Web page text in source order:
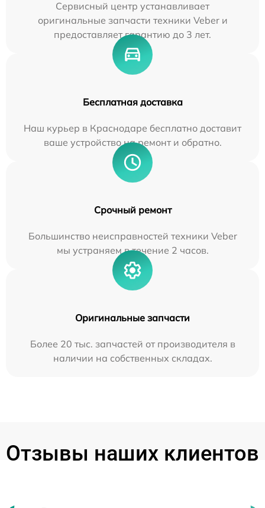
Сервисный центр устанавливает
оригинальные запчасти техники Veber и
предоставляет гарантию до 3 лет.
Бесплатная доставка
Наш курьер в Краснодаре бесплатно доставит
ваше устройство на ремонт и обратно.
Срочный ремонт
Большинство неисправностей техники Veber
мы устраняем в течение 2 часов.
Оригинальные запчасти
Более 20 тыс. запчастей от производителя в
наличии на собственных складах.
Отзывы наших клиентов